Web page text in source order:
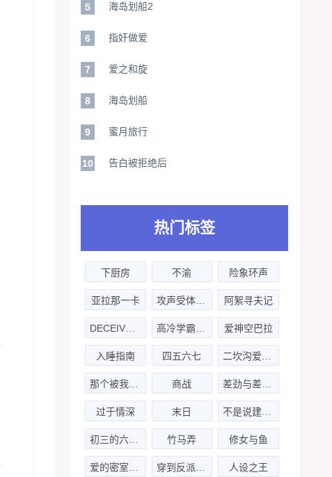
5 海岛划船2
6 指奸做爱
7 爱之和旋
8 海岛划船
9 蜜月旅行
10 告白被拒绝后
热门标签
下厨房 不渝 险象环声
亚拉那一卡 攻声受体伤不起 阿絮寻夫记
爱神空巴拉
入睡指南 四五六七
商战
过于情深 末日
竹马弄 修女与鱼
穿到反派入魔前 人设之王